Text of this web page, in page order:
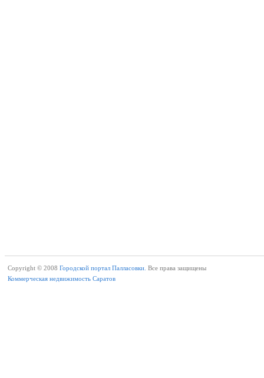
Copyright © 2008 Городской портал Палласовки. Все права защищены
Коммерческая недвижимость Саратов